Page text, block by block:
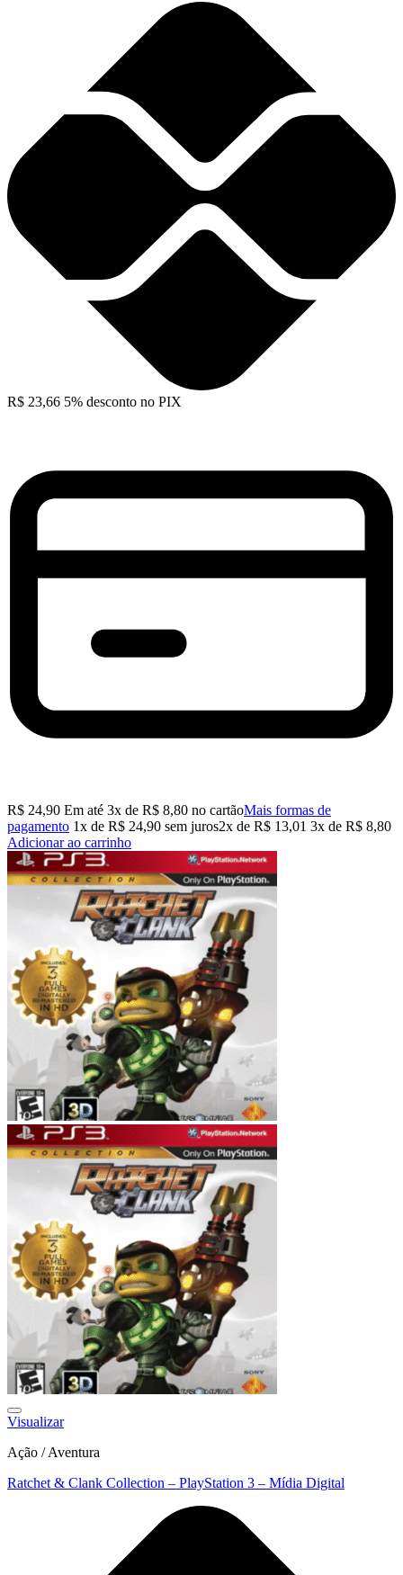
R$ 23,66 5% desconto no PIX
R$ 24,90 Em até 3x de R$ 8,80 no cartãoMais formas de
pagamento 1x de R$ 24,90 sem juros2x de R$ 13,01 3x de R$ 8,80
Adicionar ao carrinho
Visualizar
Ação / Aventura
Ratchet & Clank Collection – PlayStation 3 – Mídia Digital